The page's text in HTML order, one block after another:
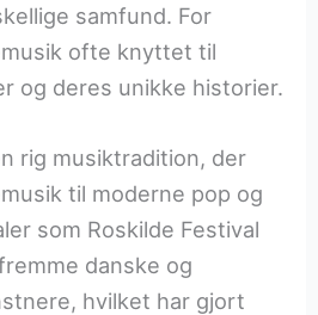
samfund. For
ofte knyttet til
og deres unikke historier.
rig musiktradition, der
til moderne pop og
som Roskilde Festival
danske og
hvilket har gjort